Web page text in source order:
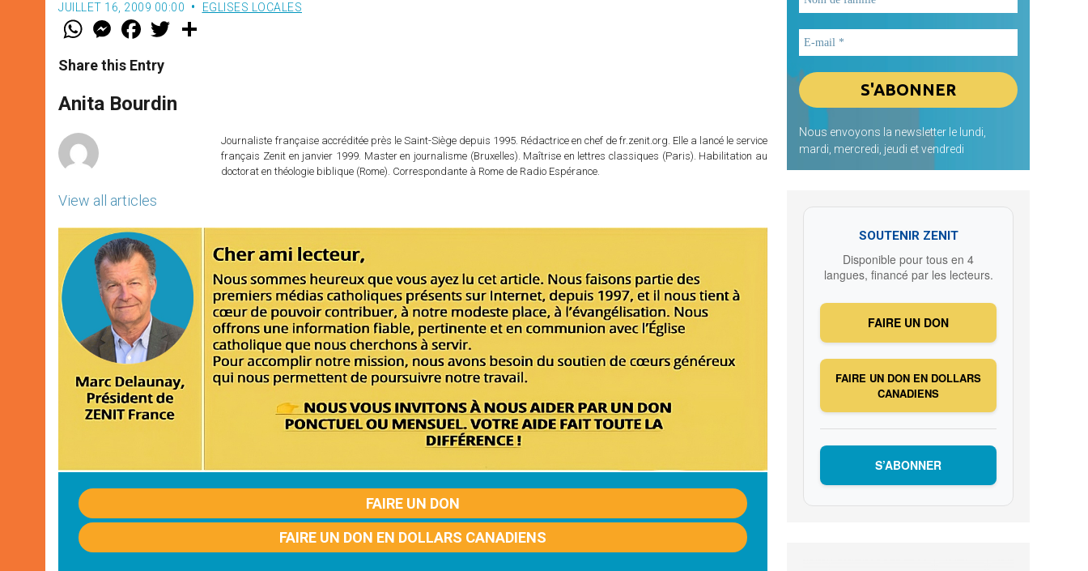
JUILLET 16, 2009 00:00 EGLISES LOCALES
W
t
s
p
p
M
e
s
e
g
e
F
a
e
b
o
k
w
r
Share this Entry
Anita Bourdin
View all articles
Journaliste française accréditée près le Saint-Siège depuis 1995. Rédactrice en chef de fr.zenit.org. Elle a lancé le service
français Zenit en janvier 1999. Master en journalisme (Bruxelles). Maîtrise en lettres classiques (Paris). Habilitation au
doctorat en théologie biblique (Rome). Correspondante à Rome de Radio Espérance.
FAIRE UN DON
FAIRE UN DON EN DOLLARS CANADIENS
Nous envoyons la newsletter le lundi,
mardi, mercredi, jeudi et vendredi
SOUTENIR ZENIT
Disponible pour tous en 4
langues, financé par les lecteurs.
FAIRE UN DON
FAIRE UN DON EN DOLLARS
CANADIENS
S’ABONNER